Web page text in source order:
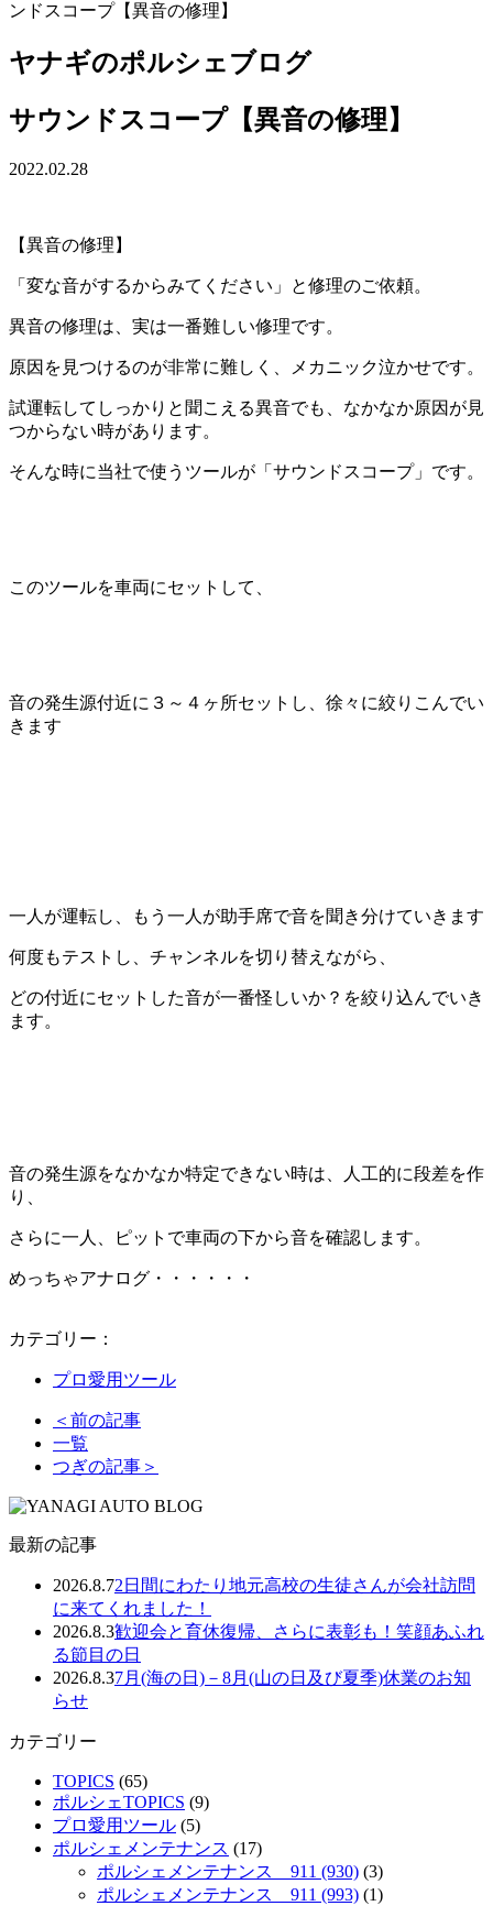
ンドスコープ【異音の修理】
ヤナギのポルシェブログ
サウンドスコープ【異音の修理】
2022.02.28
【異音の修理】
「変な音がするからみてください」と修理のご依頼。
異音の修理は、実は一番難しい修理です。
原因を見つけるのが非常に難しく、メカニック泣かせです。
試運転してしっかりと聞こえる異音でも、なかなか原因が見
つからない時があります。
そんな時に当社で使うツールが「サウンドスコープ」です。
このツールを車両にセットして、
音の発生源付近に３～４ヶ所セットし、徐々に絞りこんでい
きます
一人が運転し、もう一人が助手席で音を聞き分けていきます
何度もテストし、チャンネルを切り替えながら、
どの付近にセットした音が一番怪しいか？を絞り込んでいき
ます。
音の発生源をなかなか特定できない時は、人工的に段差を作
り、
さらに一人、ピットで車両の下から音を確認します。
めっちゃアナログ・・・・・・
カテゴリー：
プロ愛用ツール
＜前の記事
一覧
つぎの記事＞
最新の記事
2026.8.72日間にわたり地元高校の生徒さんが会社訪問
に来てくれました！
2026.8.3歓迎会と育休復帰、さらに表彰も！笑顔あふれ
る節目の日
2026.8.37月(海の日)－8月(山の日及び夏季)休業のお知
らせ
カテゴリー
TOPICS (65)
ポルシェTOPICS (9)
プロ愛用ツール (5)
ポルシェメンテナンス (17)
ポルシェメンテナンス 911 (930) (3)
ポルシェメンテナンス 911 (993) (1)